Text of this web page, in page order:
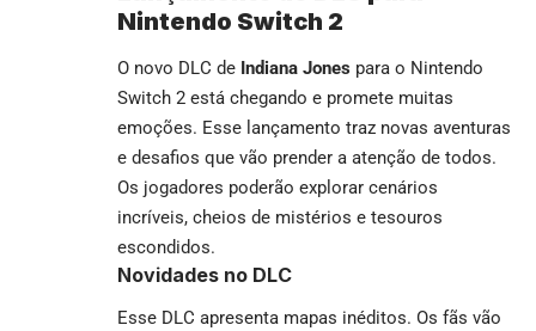
Nintendo Switch 2
O novo DLC de Indiana Jones para o Nintendo
Switch 2 está chegando e promete muitas
emoções. Esse lançamento traz novas aventuras
e desafios que vão prender a atenção de todos.
Os jogadores poderão explorar cenários
incríveis, cheios de mistérios e tesouros
escondidos.
Novidades no DLC
Esse DLC apresenta mapas inéditos. Os fãs vão